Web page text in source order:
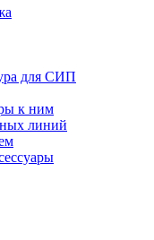
для СИП
к ним
линий